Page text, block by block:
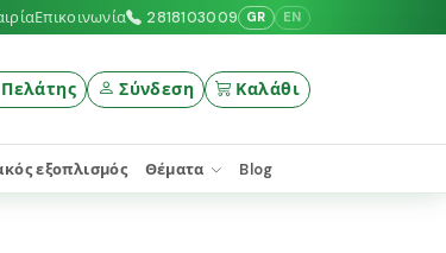
Επικοινωνία 2818103009 GR EN
Σύνδεση Καλάθι
εξοπλισμός Θέματα Blog